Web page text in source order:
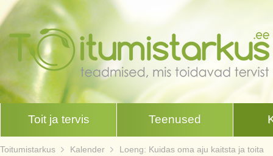
Toit ja tervis Teenused
Toitumistarkus Kalender Loeng: Kuidas oma aju kaitsta ja toita